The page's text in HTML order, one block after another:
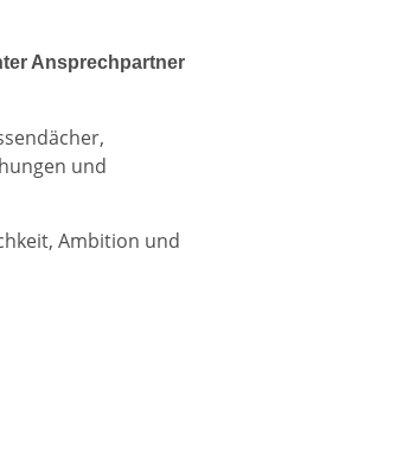
Ansprechpartner
und
Ambition und